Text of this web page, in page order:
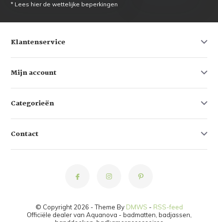
* Lees hier de wettelijke beperkingen
Klantenservice
Mijn account
Categorieën
Contact
© Copyright 2026 - Theme By DMWS - RSS-feed
Officiële dealer van Aquanova - badmatten, badjassen,